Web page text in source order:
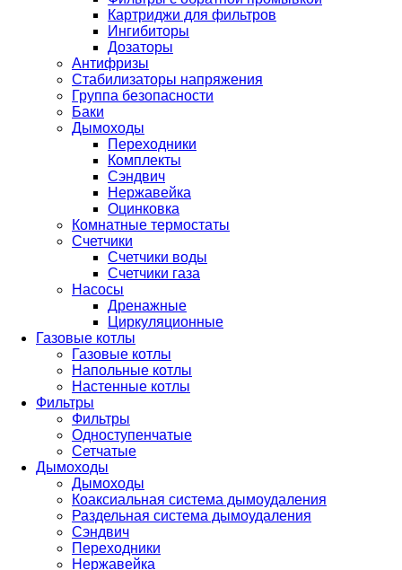
Картриджи для фильтров
Ингибиторы
Дозаторы
Антифризы
Стабилизаторы напряжения
Группа безопасности
Баки
Дымоходы
Переходники
Комплекты
Сэндвич
Нержавейка
Оцинковка
Комнатные термостаты
Счетчики
Счетчики воды
Счетчики газа
Насосы
Дренажные
Циркуляционные
Газовые котлы
Газовые котлы
Напольные котлы
Настенные котлы
Фильтры
Фильтры
Одноступенчатые
Сетчатые
Дымоходы
Дымоходы
Коаксиальная система дымоудаления
Раздельная система дымоудаления
Сэндвич
Переходники
Нержавейка